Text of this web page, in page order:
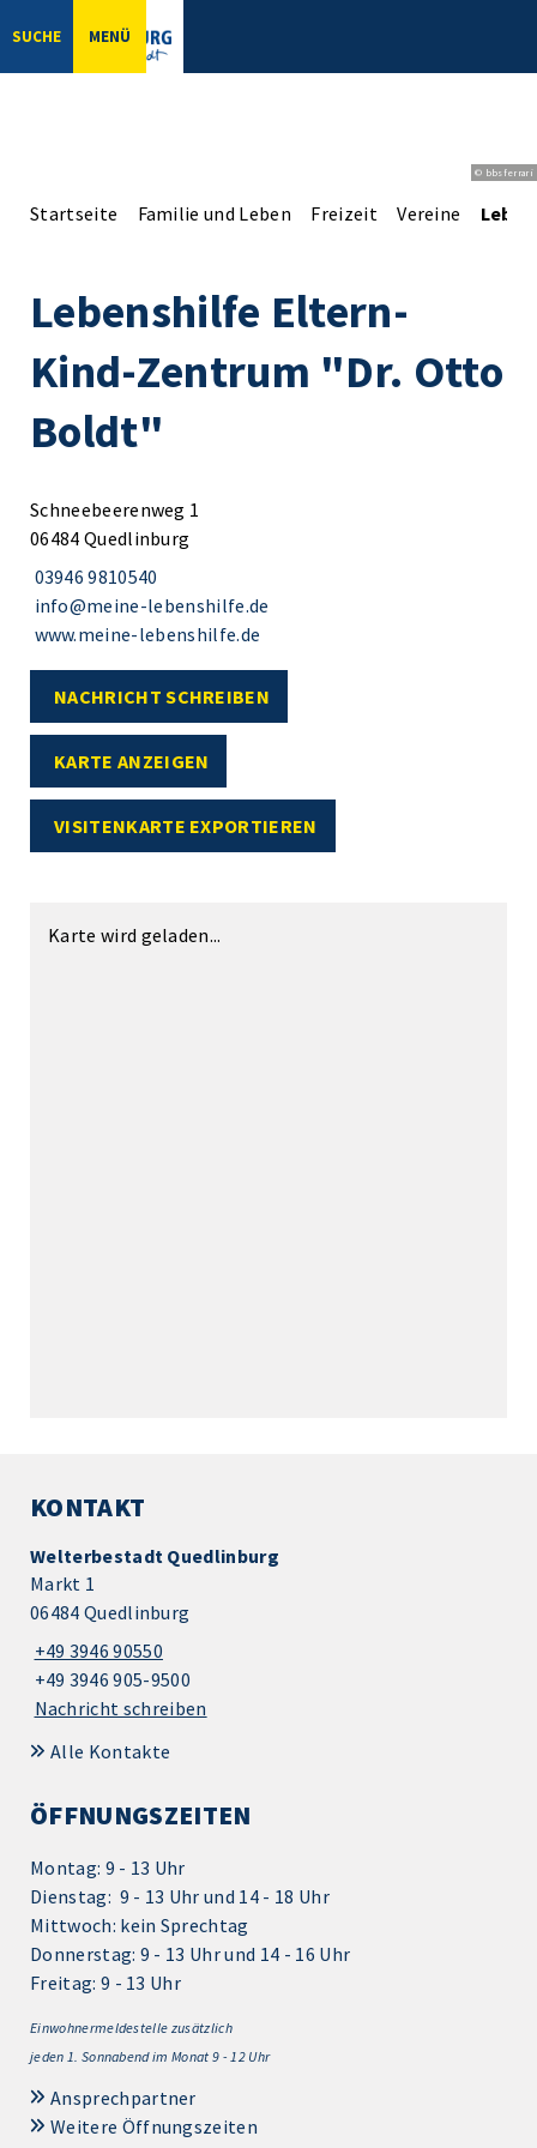
SUCHE MENÜ
© bbsferrari
Startseite Familie und Leben Freizeit Vereine
Lebenshilfe Eltern-
Kind-Zentrum "Dr. Otto
Boldt"
Schneebeerenweg 1
06484 Quedlinburg
03946 9810540
info@meine-lebenshilfe.de
www.meine-lebenshilfe.de
NACHRICHT SCHREIBEN
KARTE ANZEIGEN
VISITENKARTE EXPORTIEREN
Karte wird geladen...
KONTAKT
Welterbestadt Quedlinburg
Markt 1
06484 Quedlinburg
+49 3946 90550
+49 3946 905-9500
Nachricht schreiben
Alle Kontakte
ÖFFNUNGSZEITEN
Montag: 9 - 13 Uhr
Dienstag: 9 - 13 Uhr und 14 - 18 Uhr
Mittwoch: kein Sprechtag
Donnerstag: 9 - 13 Uhr und 14 - 16 Uhr
Freitag: 9 - 13 Uhr
Einwohnermeldestelle zusätzlich
jeden 1. Sonnabend im Monat 9 - 12 Uhr
Ansprechpartner
Weitere Öffnungszeiten